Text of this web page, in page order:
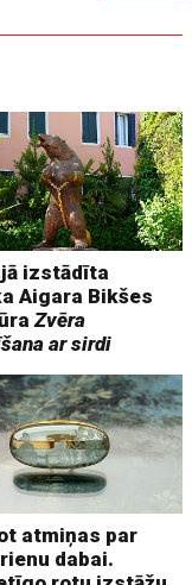
izstādīta
Aigara Bikšes
Zvēra
ar sirdi
atmiņas par
dabai.